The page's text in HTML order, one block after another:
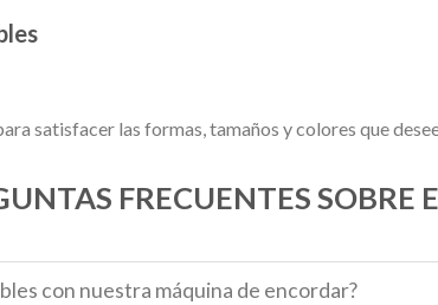
satisfacer las formas, tamaños y colores que
FRECUENTES SOBRE
con nuestra máquina de encordar?